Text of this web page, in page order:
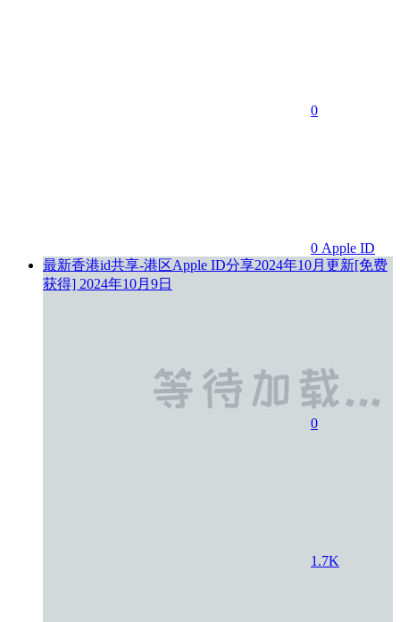
0
0 Apple ID
最新香港id共享-港区Apple ID分享2024年10月更新[免费
获得] 2024年10月9日
0
1.7K